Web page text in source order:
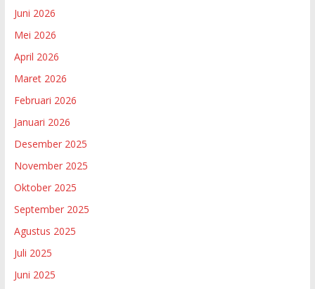
Juni 2026
Mei 2026
April 2026
Maret 2026
Februari 2026
Januari 2026
Desember 2025
November 2025
Oktober 2025
September 2025
Agustus 2025
Juli 2025
Juni 2025